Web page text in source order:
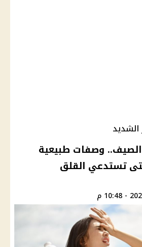
الشديد
وصفات طبيعية
تستدعي القلق